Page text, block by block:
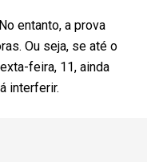
entanto, a prova
Ou seja, se até o
feira, 11, ainda
interferir.